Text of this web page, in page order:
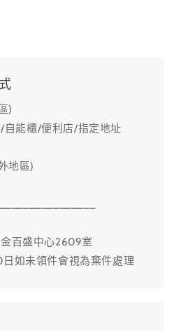
)
能櫃/便利店/指定地址
地區)
百盛中心2609室
如未領件會視為棄件處理